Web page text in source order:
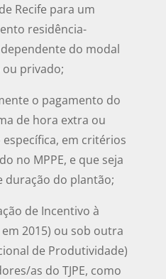
Recife para um
residência-
do modal
privado;
o pagamento do
de hora extra ou
em critérios
no MPPE, e que seja
duração do plantão;
de Incentivo à
2015) ou sob outra
de Produtividade)
as do TJPE, como